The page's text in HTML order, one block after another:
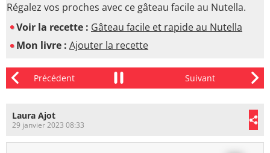
Régalez vos proches avec ce gâteau facile au Nutella.
Voir la recette : Gâteau facile et rapide au Nutella
Mon livre : Ajouter la recette
Laura Ajot
29 janvier 2023 08:33